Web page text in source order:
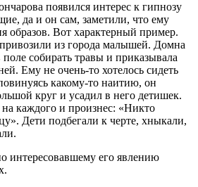
появился интерес к гипнозу
да и он сам, заметили, что ему
образов. Вот характерный пример.
из города малышей. Домна
собирать травы и приказывала
Ему не очень-то хотелось сидеть
какому-то наитию, он
круг и усадил в него детишек.
каждого и произнес: «Никто
Дети подбегали к черте, хныкали,
интересовавшему его явлению